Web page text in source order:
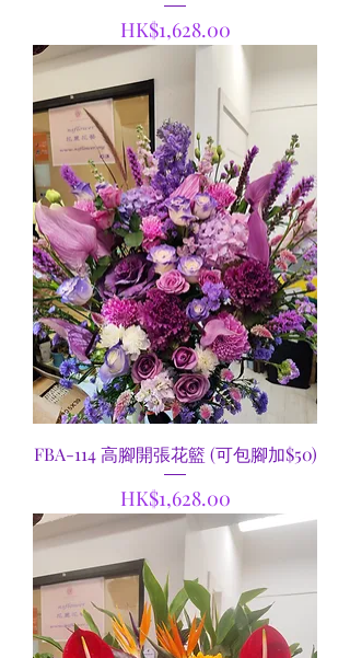
價格
HK$1,628.00
FBA-114 高腳開張花籃 (可包腳加$50)
價格
HK$1,628.00